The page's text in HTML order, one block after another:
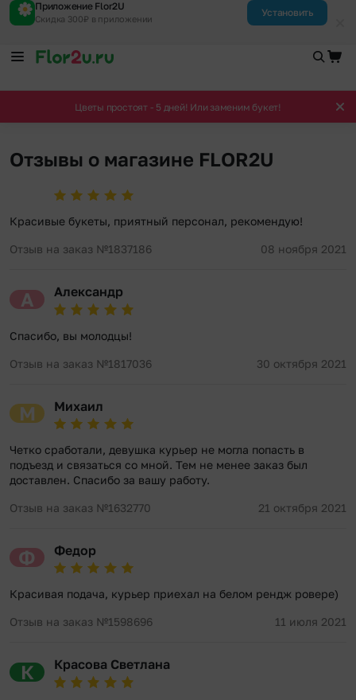
Приложение Flor2U
Скидка 300₽ в приложении
Установить
Цветы простоят - 5 дней! Или заменим букет!
Отзывы о магазине FLOR2U
Красивые букеты, приятный персонал, рекомендую!
Отзыв на заказ №1837186 08 ноября 2021
А Александр
Спасибо, вы молодцы!
Отзыв на заказ №1817036 30 октября 2021
М Михаил
Четко сработали, девушка курьер не могла попасть в
подъезд и связаться со мной. Тем не менее заказ был
доставлен. Спасибо за вашу работу.
Отзыв на заказ №1632770 21 октября 2021
Ф Федор
Красивая подача, курьер приехал на белом рендж ровере)
Отзыв на заказ №1598696 11 июля 2021
К Красова Светлана